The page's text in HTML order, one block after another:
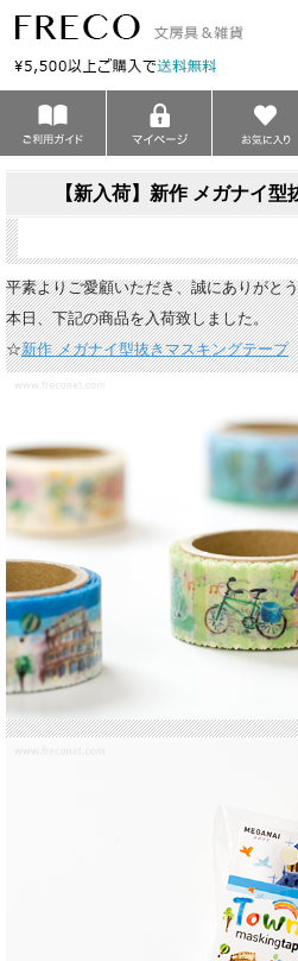
【新入荷】新作 メガナイ
平素よりご愛顧いただき、誠にありがと
本日、下記の商品を入荷致しました。
☆新作 メガナイ型抜きマスキングテープ